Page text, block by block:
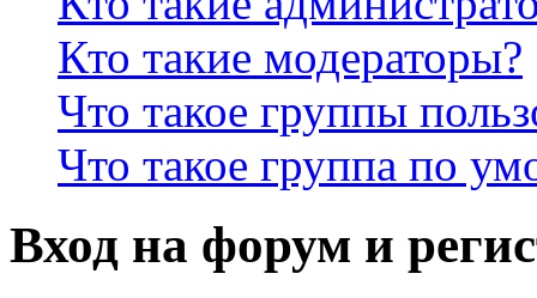
Кто такие модераторы?
Что такое группы
Что такое группа по
Вход на форум и